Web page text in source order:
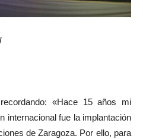
«Hace 15 años mi
internacional fue la implantación
de Zaragoza. Por ello, para